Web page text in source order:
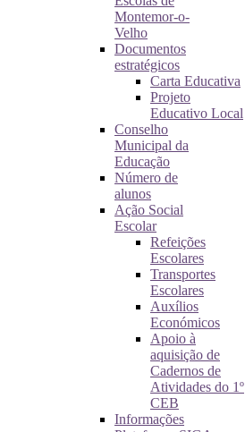
Montemor-o-
Velho
Documentos
estratégicos
Carta Educativa
Projeto
Educativo Local
Conselho
Municipal da
Educação
Número de
alunos
Ação Social
Escolar
Refeições
Escolares
Transportes
Escolares
Auxílios
Económicos
Apoio à
aquisição de
Cadernos de
Atividades do 1º
CEB
Informações